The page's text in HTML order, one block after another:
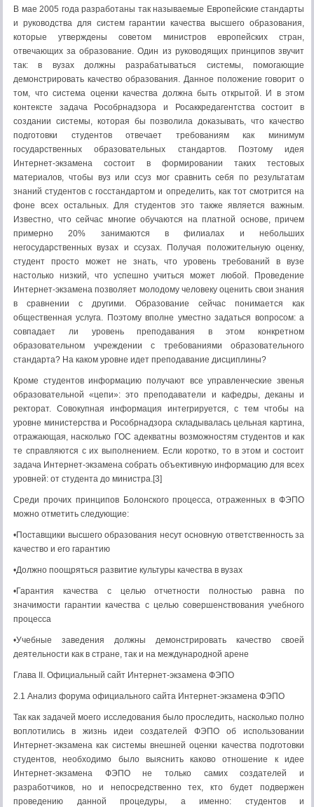
В мае 2005 года разработаны так называемые Европейские стандарты
и руководства для систем гарантии качества высшего образования,
которые утверждены советом министров европейских стран,
отвечающих за образование. Один из руководящих принципов звучит
так: в вузах должны разрабатываться системы, помогающие
демонстрировать качество образования. Данное положение говорит о
том, что система оценки качества должна быть открытой. И в этом
контексте задача Рособрнадзора и Росаккредагентства состоит в
создании системы, которая бы позволила доказывать, что качество
подготовки студентов отвечает требованиям как минимум
государственных образовательных стандартов. Поэтому идея
Интернет-экзамена состоит в формировании таких тестовых
материалов, чтобы вуз или ссуз мог сравнить себя по результатам
знаний студентов с госстандартом и определить, как тот смотрится на
фоне всех остальных. Для студентов это также является важным.
Известно, что сейчас многие обучаются на платной основе, причем
примерно 20% занимаются в филиалах и небольших
негосударственных вузах и ссузах. Получая положительную оценку,
студент просто может не знать, что уровень требований в вузе
настолько низкий, что успешно учиться может любой. Проведение
Интернет-экзамена позволяет молодому человеку оценить свои знания
в сравнении с другими. Образование сейчас понимается как
общественная услуга. Поэтому вполне уместно задаться вопросом: а
совпадает ли уровень преподавания в этом конкретном
образовательном учреждении с требованиями образовательного
стандарта? На каком уровне идет преподавание дисциплины?
Кроме студентов информацию получают все управленческие звенья
образовательной «цепи»: это преподаватели и кафедры, деканы и
ректорат. Совокупная информация интегрируется, с тем чтобы на
уровне министерства и Рособрнадзора складывалась цельная картина,
отражающая, насколько ГОС адекватны возможностям студентов и как
те справляются с их выполнением. Если коротко, то в этом и состоит
задача Интернет-экзамена собрать объективную информацию для всех
уровней: от студента до министра.[3]
Среди прочих принципов Болонского процесса, отраженных в ФЭПО
можно отметить следующие:
•Поставщики высшего образования несут основную ответственность за
качество и его гарантию
•Должно поощряться развитие культуры качества в вузах
•Гарантия качества с целью отчетности полностью равна по
значимости гарантии качества с целью совершенствования учебного
процесса
•Учебные заведения должны демонстрировать качество своей
деятельности как в стране, так и на международной арене
Глава II. Официальный сайт Интернет-экзамена ФЭПО
2.1 Анализ форума официального сайта Интернет-экзамена ФЭПО
Так как задачей моего исследования было проследить, насколько полно
воплотились в жизнь идеи создателей ФЭПО об использовании
Интернет-экзамена как системы внешней оценки качества подготовки
студентов, необходимо было выяснить каково отношение к идее
Интернет-экзамена ФЭПО не только самих создателей и
разработчиков, но и непосредственно тех, кто будет подвержен
проведению данной процедуры, а именно: студентов и